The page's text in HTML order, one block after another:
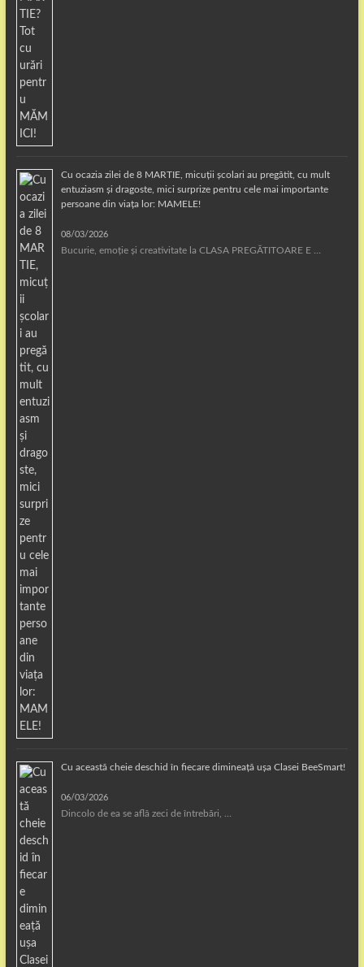
Cu ocazia zilei de 8 MARTIE, micuții școlari au pregătit, cu mult
entuziasm și dragoste, mici surprize pentru cele mai importante
persoane din viața lor: MAMELE!
08/03/2026
Bucurie, emoție și creativitate la CLASA PREGĂTITOARE E …
Cu această cheie deschid în fiecare dimineață ușa Clasei BeeSmart!
06/03/2026
Dincolo de ea se află zeci de întrebări, …